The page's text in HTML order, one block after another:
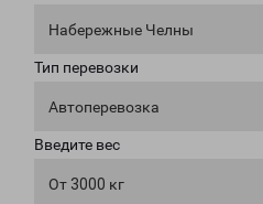
Набережные Челны
Тип перевозки
Автоперевозка
Введите вес
От 3000 кг